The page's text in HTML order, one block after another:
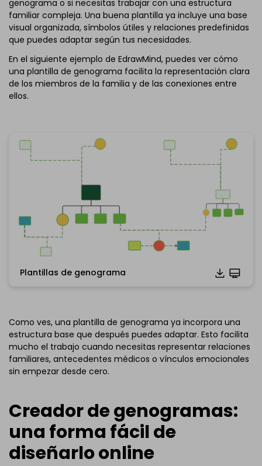
genograma o si necesitas trabajar con una estructura
familiar compleja. Una buena plantilla ya incluye una base
visual organizada, símbolos útiles y relaciones predefinidas
que puedes adaptar según tus necesidades.
En el siguiente ejemplo de EdrawMind, puedes ver cómo
una plantilla de genograma facilita la representación clara
de los miembros de la familia y de las conexiones entre
ellos.
Si aún no tienes EdrawMind, descargaEdrawMind gratis
abajo.
También puedes probarEdrawMind Onlinegratis
abajo.
Plantillas de genograma
Como ves, una plantilla de genograma ya incorpora una
estructura base que después puedes adaptar. Esto facilita
mucho el trabajo cuando necesitas representar relaciones
familiares, antecedentes médicos o vínculos emocionales
sin empezar desde cero.
Creador de genogramas:
una forma fácil de
diseñarlo online